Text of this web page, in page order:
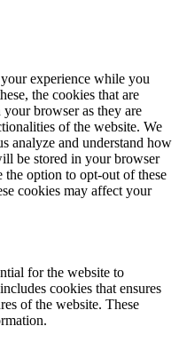
experience while you
the cookies that are
your browser as they are
of the website. We
analyze and understand how
be stored in your browser
option to opt-out of these
cookies may affect your
for the website to
cookies that ensures
of the website. These